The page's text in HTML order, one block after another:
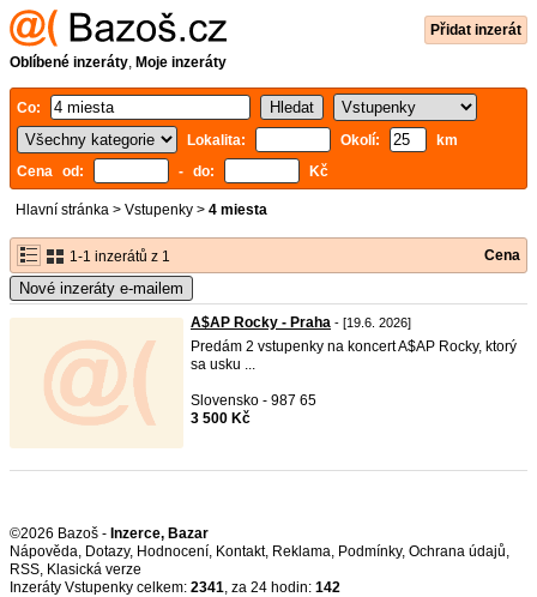
Přidat inzerát
Oblíbené inzeráty, Moje inzeráty
Co:
Lokalita:
Okolí:
km
Cena od:
- do: Kč
Hlavní stránka > Vstupenky > 4 miesta
1-1 inzerátů z 1 Cena
Nové inzeráty e-mailem
A$AP Rocky - Praha - [19.6. 2026]
Predám 2 vstupenky na koncert A$AP Rocky, ktorý
sa usku ...
Slovensko - 987 65
3 500 Kč
©2026 Bazoš - Inzerce, Bazar
Nápověda, Dotazy, Hodnocení, Kontakt, Reklama, Podmínky, Ochrana údajů,
RSS,
Inzeráty Vstupenky celkem: 2341, za 24 hodin: 142